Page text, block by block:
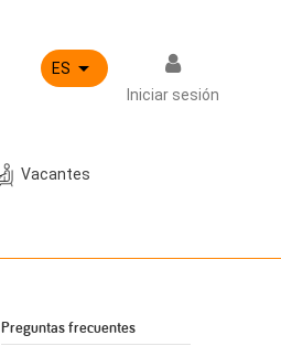
ES 
Iniciar sesión
Vacantes
Preguntas frecuentes